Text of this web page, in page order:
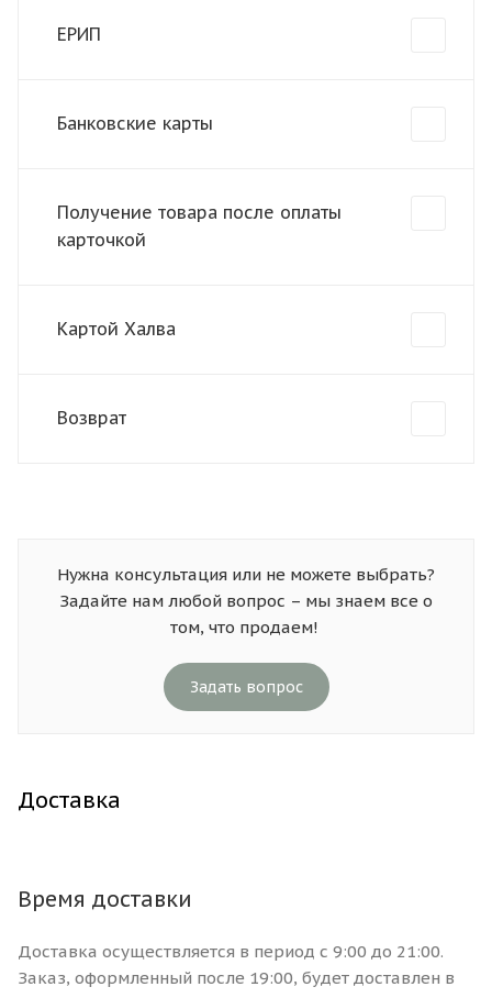
ЕРИП
Банковские карты
Получение товара после оплаты
карточкой
Картой Халва
Возврат
Нужна консультация или не можете выбрать?
Задайте нам любой вопрос – мы знаем все о
том, что продаем!
Задать вопрос
Доставка
Время доставки
Доставка осуществляется в период с 9:00 до 21:00.
Заказ, оформленный после 19:00, будет доставлен в